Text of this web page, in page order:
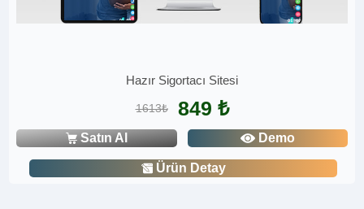
Hazır Sigortacı Sitesi
1613₺ 849 ₺
Satın Al Demo
Ürün Detay